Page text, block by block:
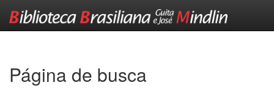
Página de busca